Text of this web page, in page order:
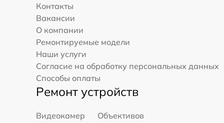
Контакты
Вакансии
О компании
Ремонтируемые модели
Наши услуги
Согласие на обработку персональных данных
Способы оплаты
Ремонт устройств
Видеокамер
Объективов